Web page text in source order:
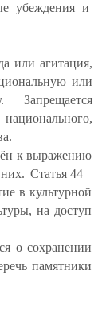
убеждения и
или агитация,
или
Запрещается
к выражению
Статья 44
в культурной
на доступ
о сохранении
памятники